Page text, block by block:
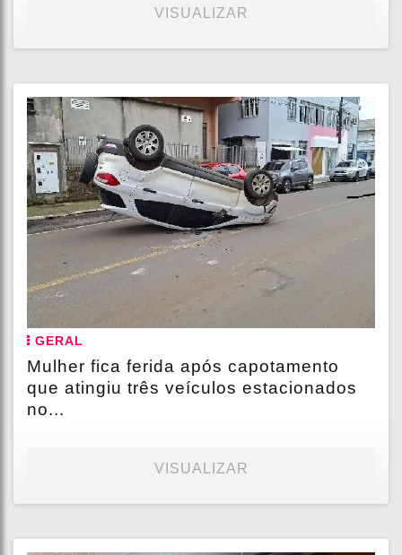
VISUALIZAR
GERAL
Mulher fica ferida após capotamento
que atingiu três veículos estacionados
no...
VISUALIZAR